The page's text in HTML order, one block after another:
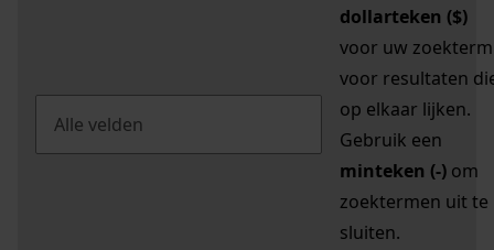
dollarteken ($)
voor uw zoekterm
voor resultaten
op elkaar lijken.
Gebruik een
minteken (-) om
zoektermen uit te
sluiten.